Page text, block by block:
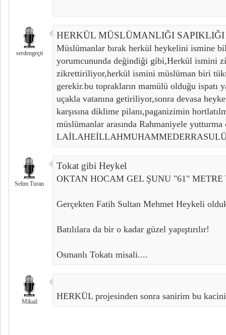
serdengeçti
HERKÜL MÜSLÜMANLIĞI SAPIKLIĞI
Müslümanlar bırak herkül heykelini ismine
yorumcununda değindiği gibi,Herkül ismini
zikrettiriliyor,herkül ismini müslüman biri
gerekir.bu toprakların mamülü olduğu ispatı
uçakla vatanına getiriliyor,sonra devasa
karşısına diklime pilanı,paganizimin
müslümanlar arasında Rahmaniyele
Selim Turan
Tokat gibi Heykel
OKTAN HOCAM GEL ŞUNU "61"
Gerçekten Fatih Sultan Mehmet Heykeli
Batılılara da bir o kadar güzel yapıştırılır!
Osmanlı Tokatı misali....
Mikail
HERKÜL projesinden sonra sanirim bu